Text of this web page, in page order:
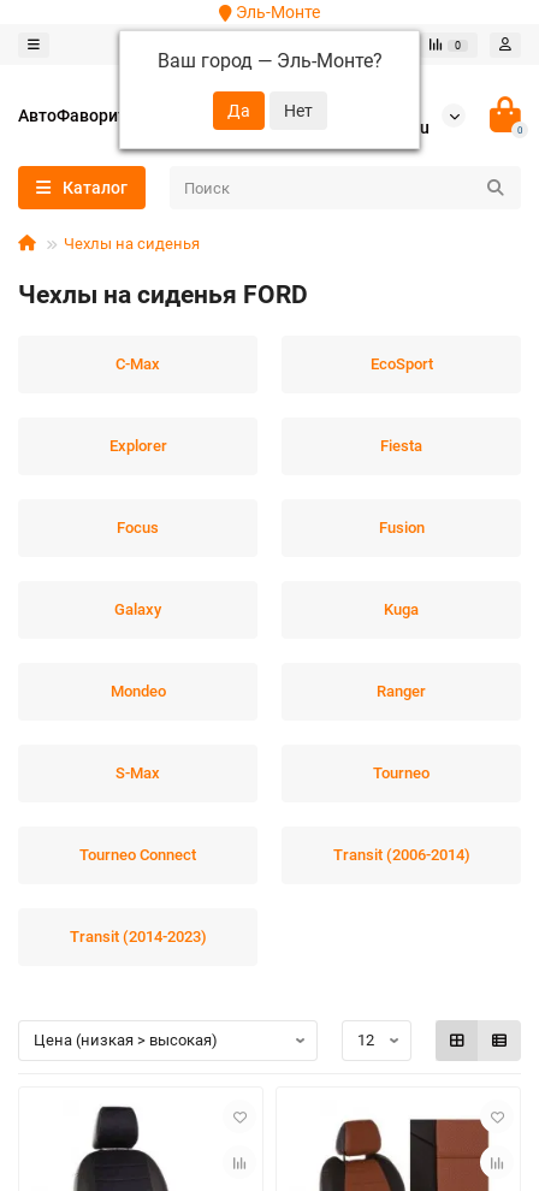
Эль-Монте
Ваш город — Эль-Монте?
0
АвтоФаворит
+7 (952) 288-64-62
autofavorit-spb@yandex.ru
0
Каталог
Чехлы на сиденья
Чехлы на сиденья FORD
C-Max EcoSport
Explorer Fiesta
Focus Fusion
Galaxy Kuga
Mondeo Ranger
S-Max Tourneo
Tourneo Connect Transit (2006-2014)
Transit (2014-2023)